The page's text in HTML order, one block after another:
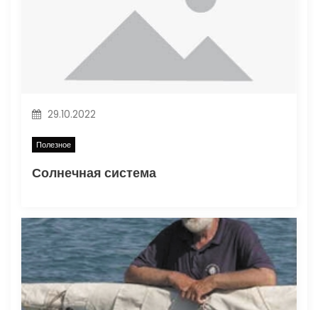
29.10.2022
Полезное
Солнечная система